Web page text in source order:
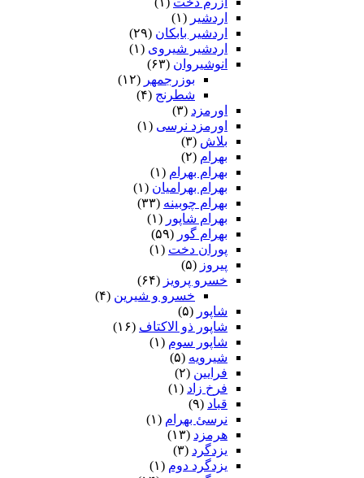
اردشیر (۱)
اردشیر بابکان (۲۹)
اردشیر شیروی (۱)
انوشیروان (۶۳)
بوزرجمهر (۱۲)
شطرنج (۴)
اورمزد (۳)
اورمزد نرسى‏ (۱)
بلاش (۳)
بهرام (۲)
بهرام بهرام (۱)
بهرام بهرامیان‏ (۱)
بهرام چوبینه (۳۳)
بهرام شاپور (۱)
بهرام گور (۵۹)
پوران دخت (۱)
پیروز (۵)
خسرو پرویز (۶۴)
خسرو و شیرین (۴)
شاپور (۵)
شاپور ذو الاکتاف (۱۶)
شاپور سوم‏ (۱)
شیرویه (۵)
فرایین (۲)
فرخ زاد (۱)
قباد (۹)
نرسئ بهرام‏ (۱)
هرمزد (۱۳)
یزدگرد (۳)
یزدگرد دوم (۱)